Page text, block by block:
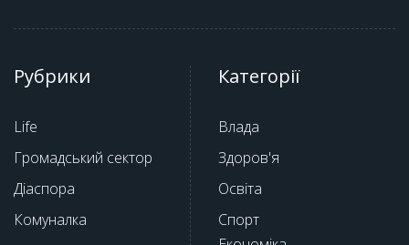
Рубрики
Life
Громадський сектор
Діаспора
Комуналка
Категорії
Влада
Здоров'я
Освіта
Спорт